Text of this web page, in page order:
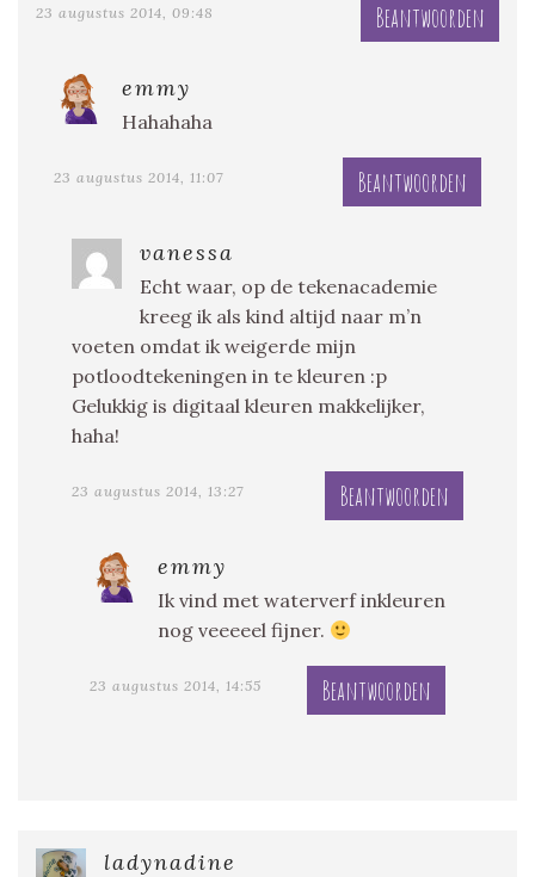
23 augustus 2014, 09:48 Beantwoorden
emmy
Hahahaha
23 augustus 2014, 11:07 Beantwoorden
vanessa
Echt waar, op de tekenacademie
kreeg ik als kind altijd naar m’n
voeten omdat ik weigerde mijn
potloodtekeningen in te kleuren :p
Gelukkig is digitaal kleuren makkelijker,
haha!
23 augustus 2014, 13:27 Beantwoorden
emmy
Ik vind met waterverf inkleuren
nog veeeeel fijner.
23 augustus 2014, 14:55 Beantwoorden
ladynadine